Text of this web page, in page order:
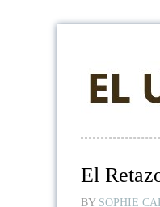
El
BY SOPHIE